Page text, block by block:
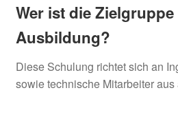
Wer ist die
Ausbildung?
Diese Schulung richtet sich an
sowie technische Mitarbeiter